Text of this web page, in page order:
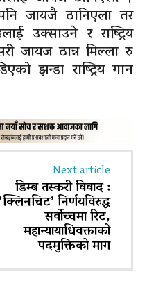
जायजै ठानिएला तर
उक्साउने र राष्ट्रिय
जायज ठान्न मिल्ला रु
झन्डा राष्ट्रिय गान
Next article
डिम्ब तस्करी विवाद :
‘क्लिनचिट’ निर्णयविरुद्ध
सर्वोच्चमा रिट,
महान्यायाधिवक्ताको
पदमुक्तिको माग